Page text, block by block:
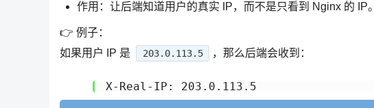
作用：让后端知道用户的真实 IP，而不是只看到 Nginx 的 IP。
👉 例子：
如果用户 IP 是
203.0.113.5 ，那么后端会收到：